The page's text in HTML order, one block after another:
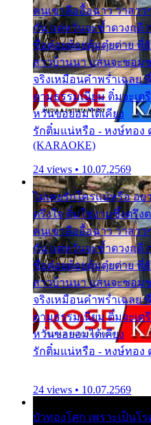
คนเขาลืออื้อฉาว ว่าสา
กัน แต่หวั่นจะช้ำดวงฤดี
ชื่อต๋อยต้อยตุ้มตุ๋ยต่าย พี่ยั
สาวบ้านนา แสนจะซอม
จริงเหมือนคำพร่ำเฉลย
ตามธรรมเนียม ติ๋มจะเต
หวั่นขอยอมได้เคียง
รักติ๋มแน่หรือ - หงษ์ทอง
(KARAOKE)
24 views • 10.07.2569
ไม่เคยรักใครแน่หรือ อ
ตรึงใจ ติ๋มใช่งามซึ้งตรึ
คนเขาลืออื้อฉาว ว่าสา
กัน แต่หวั่นจะช้ำดวงฤดี
ชื่อต๋อยต้อยตุ้มตุ๋ยต่าย พี่ยั
สาวบ้านนา แสนจะซอม
จริงเหมือนคำพร่ำเฉลย
ตามธรรมเนียม ติ๋มจะเต
หวั่นขอยอมได้เคียง
รักติ๋มแน่หรือ - หงษ์ทอง
24 views • 10.07.2569
บัวทองโศก เพราะเป็น